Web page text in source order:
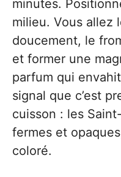
minutes.
milieu. Vous allez
doucement, le
et former une
parfum qui
signal que c’est
cuisson : les
fermes et
coloré.